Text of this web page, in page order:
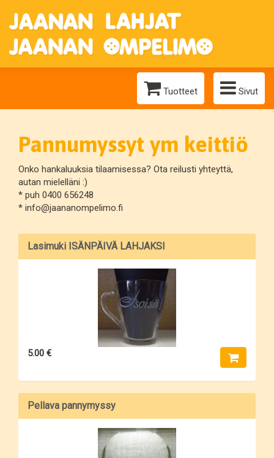
Sivut
Tuotteet
Pannumyssyt ym keittiö
Onko hankaluuksia tilaamisessa? Ota reilusti yhteyttä,
autan mielelläni :)
* puh 0400 656248
* info@jaananompelimo.fi
Lasimuki ISÄNPÄIVÄ LAHJAKSI
5.00 €
Pellava pannymyssy